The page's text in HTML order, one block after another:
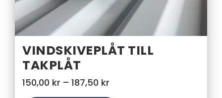
VINDSKIVEPLÅT TILL
TAKPLÅT
150,00 kr – 187,50 kr